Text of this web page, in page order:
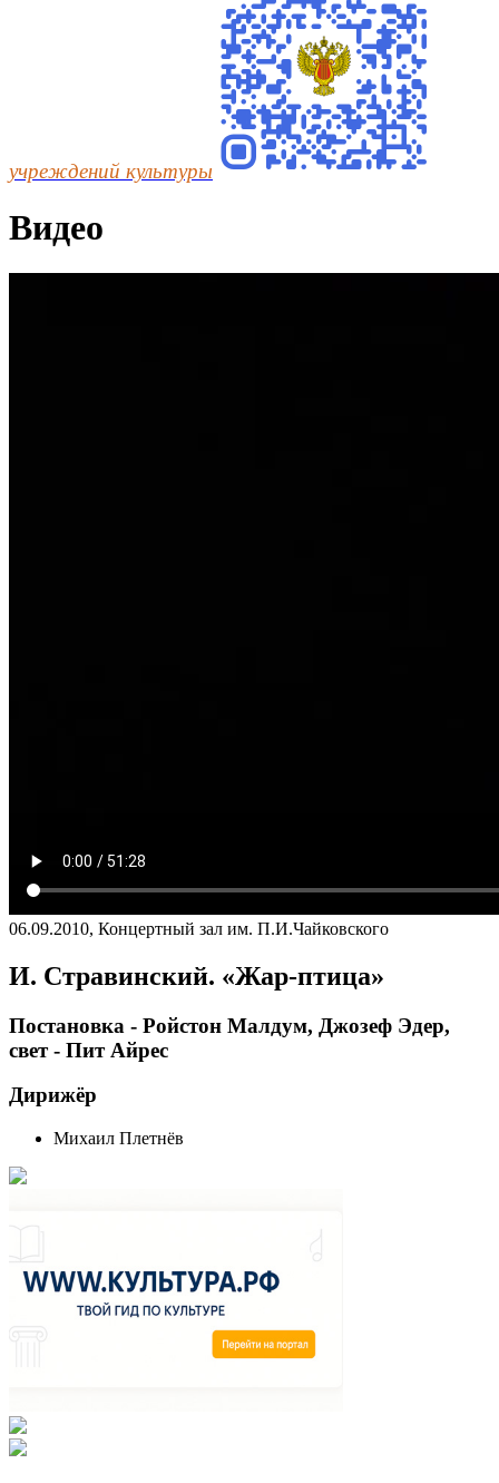
учреждений культуры
Видео
06.09.2010, Концертный зал им. П.И.Чайковского
И. Стравинский. «Жар-птица»
Постановка - Ройстон Малдум, Джозеф Эдер,
свет - Пит Айрес
Дирижёр
Михаил Плетнёв